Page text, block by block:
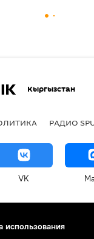
Кыргызстан
РАДИО
VK
использования